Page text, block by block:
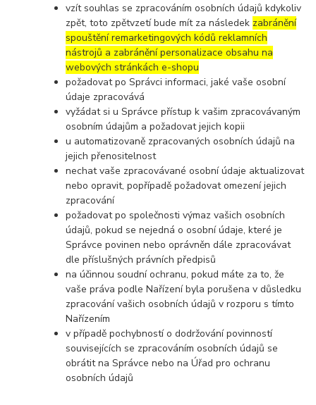
vzít souhlas se zpracováním osobních údajů kdykoliv
zpět, toto zpětvzetí bude mít za následek zabránění
spouštění remarketingových kódů reklamních
nástrojů a zabránění personalizace obsahu na
webových stránkách e-shopu
požadovat po Správci informaci, jaké vaše osobní
údaje zpracovává
vyžádat si u Správce přístup k vašim zpracovávaným
osobním údajům a požadovat jejich kopii
u automatizovaně zpracovaných osobních údajů na
jejich přenositelnost
nechat vaše zpracovávané osobní údaje aktualizovat
nebo opravit, popřípadě požadovat omezení jejich
zpracování
požadovat po společnosti výmaz vašich osobních
údajů, pokud se nejedná o osobní údaje, které je
Správce povinen nebo oprávněn dále zpracovávat
dle příslušných právních předpisů
na účinnou soudní ochranu, pokud máte za to, že
vaše práva podle Nařízení byla porušena v důsledku
zpracování vašich osobních údajů v rozporu s tímto
Nařízením
v případě pochybností o dodržování povinností
souvisejících se zpracováním osobních údajů se
obrátit na Správce nebo na Úřad pro ochranu
osobních údajů